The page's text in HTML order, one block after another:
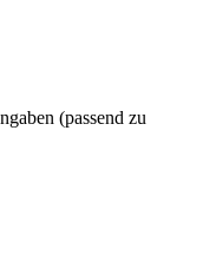
(passend zu